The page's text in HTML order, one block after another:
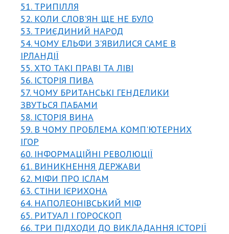
51. ТРИПІЛЛЯ
52. КОЛИ СЛОВ'ЯН ЩЕ НЕ БУЛО
53. ТРИЄДИНИЙ НАРОД
54. ЧОМУ ЕЛЬФИ З'ЯВИЛИСЯ САМЕ В
ІРЛАНДІЇ
55. ХТО ТАКІ ПРАВІ ТА ЛІВІ
56. ІСТОРІЯ ПИВА
57. ЧОМУ БРИТАНСЬКІ ГЕНДЕЛИКИ
ЗВУТЬСЯ ПАБАМИ
58. ІСТОРІЯ ВИНА
59. В ЧОМУ ПРОБЛЕМА КОМП'ЮТЕРНИХ
ІГОР
60. ІНФОРМАЦІЙНІ РЕВОЛЮЦІЇ
61. ВИНИКНЕННЯ ДЕРЖАВИ
62. МІФИ ПРО ІСЛАМ
63. СТІНИ ІЄРИХОНА
64. НАПОЛЕОНІВСЬКИЙ МІФ
65. РИТУАЛ І ГОРОСКОП
66. ТРИ ПІДХОДИ ДО ВИКЛАДАННЯ ІСТОРІЇ